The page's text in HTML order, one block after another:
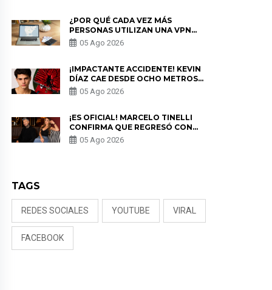
¿POR QUÉ CADA VEZ MÁS
PERSONAS UTILIZAN UNA VPN
PARA PROTEGER SU
PRIVACIDAD?
05 Ago 2026
¡IMPACTANTE ACCIDENTE! KEVIN
DÍAZ CAE DESDE OCHO METROS
EN “ESTO ES GUERRA” Y GENERA
PREOCUPACIÓN
05 Ago 2026
¡ES OFICIAL! MARCELO TINELLI
CONFIRMA QUE REGRESÓ CON
MILETT FIGUEROA: “EL AMOR
PUDO MÁS”
05 Ago 2026
TAGS
REDES SOCIALES YOUTUBE VIRAL
FACEBOOK